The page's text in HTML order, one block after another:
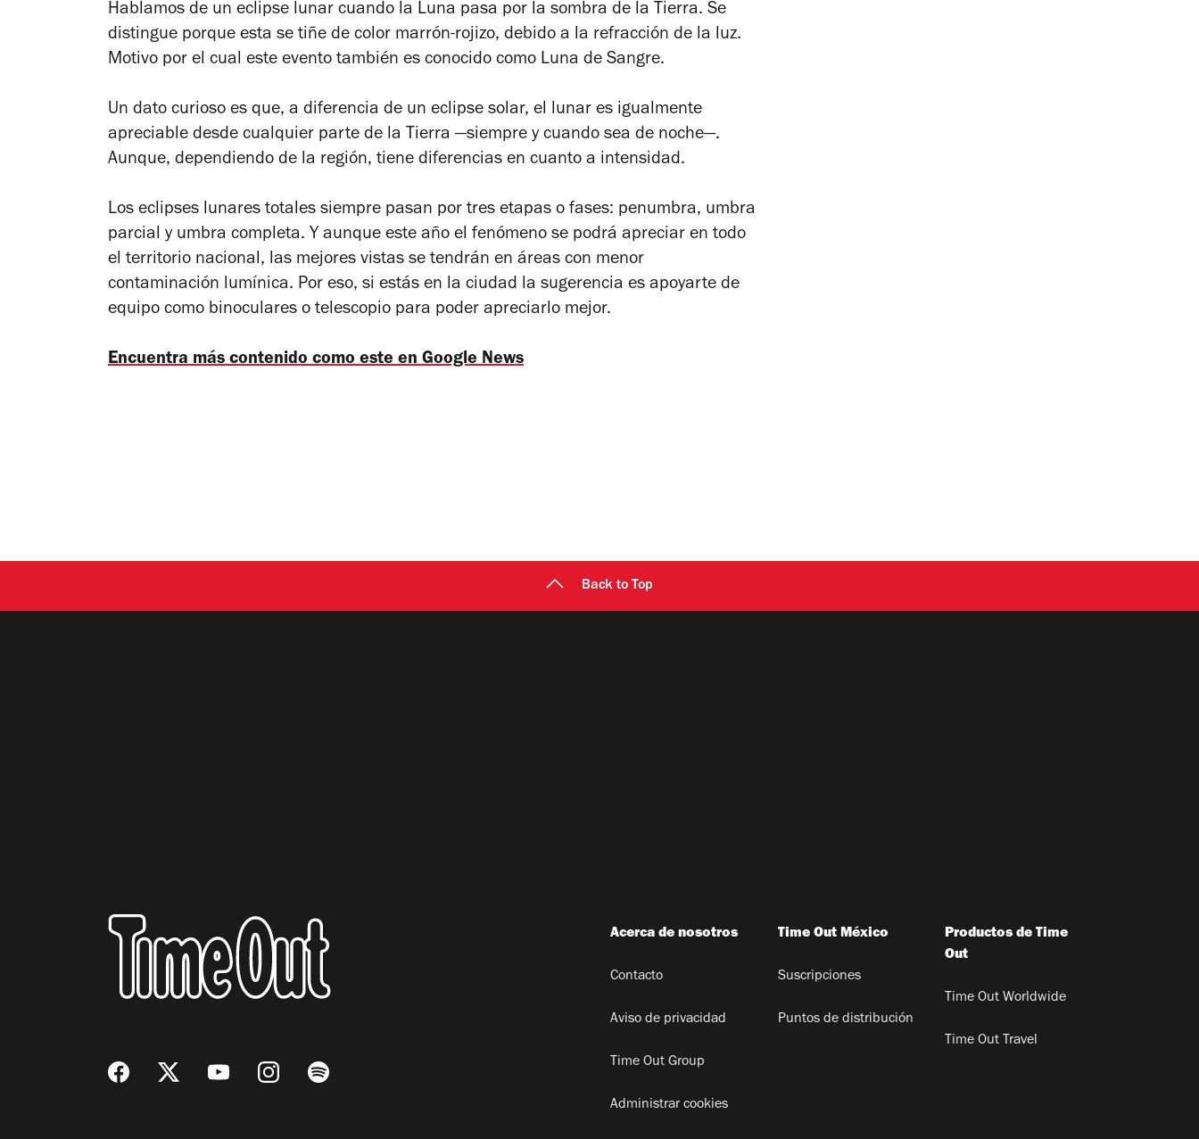
Hablamos de un eclipse lunar cuando la Luna pasa por la sombra de la Tierra. Se
distingue porque esta se tiñe de color marrón-rojizo, debido a la refracción de la luz.
Motivo por el cual este evento también es conocido como Luna de Sangre.
Un dato curioso es que, a diferencia de un eclipse solar, el lunar es igualmente
apreciable desde cualquier parte de la Tierra —siempre y cuando sea de noche—.
Aunque, dependiendo de la región, tiene diferencias en cuanto a intensidad.
Los eclipses lunares totales siempre pasan por tres etapas o fases: penumbra, umbra
parcial y umbra completa. Y aunque este año el fenómeno se podrá apreciar en todo
el territorio nacional, las mejores vistas se tendrán en áreas con menor
contaminación lumínica. Por eso, si estás en la ciudad la sugerencia es apoyarte de
equipo como binoculares o telescopio para poder apreciarlo mejor.
Encuentra más contenido como este en Google News
Back to Top
Acerca de nosotros
Contacto
Aviso de privacidad
Time Out Group
Administrar cookies
Time Out México
Suscripciones
Puntos de distribución
Productos de Time
Out
Time Out Worldwide
Time Out Travel